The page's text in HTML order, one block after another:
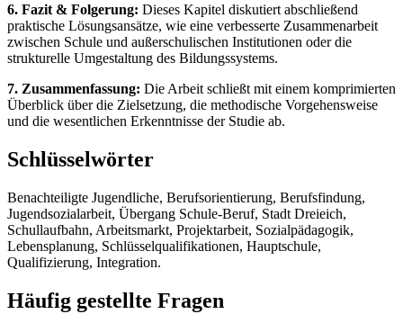
6. Fazit & Folgerung: Dieses Kapitel diskutiert abschließend
praktische Lösungsansätze, wie eine verbesserte Zusammenarbeit
zwischen Schule und außerschulischen Institutionen oder die
strukturelle Umgestaltung des Bildungssystems.
7. Zusammenfassung: Die Arbeit schließt mit einem komprimierten
Überblick über die Zielsetzung, die methodische Vorgehensweise
und die wesentlichen Erkenntnisse der Studie ab.
Schlüsselwörter
Benachteiligte Jugendliche, Berufsorientierung, Berufsfindung,
Jugendsozialarbeit, Übergang Schule-Beruf, Stadt Dreieich,
Schullaufbahn, Arbeitsmarkt, Projektarbeit, Sozialpädagogik,
Lebensplanung, Schlüsselqualifikationen, Hauptschule,
Qualifizierung, Integration.
Häufig gestellte Fragen